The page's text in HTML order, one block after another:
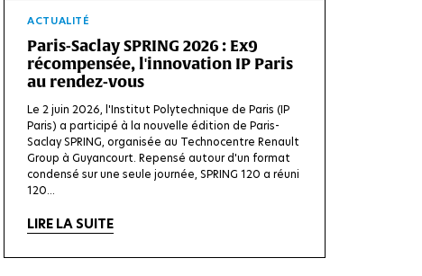
ACTUALITÉ
Paris-Saclay SPRING 2026 : Ex9
récompensée, l'innovation IP Paris
au rendez-vous
Le 2 juin 2026, l'Institut Polytechnique de Paris (IP
Paris) a participé à la nouvelle édition de Paris-
Saclay SPRING, organisée au Technocentre Renault
Group à Guyancourt. Repensé autour d'un format
condensé sur une seule journée, SPRING 120 a réuni
120...
LIRE LA SUITE